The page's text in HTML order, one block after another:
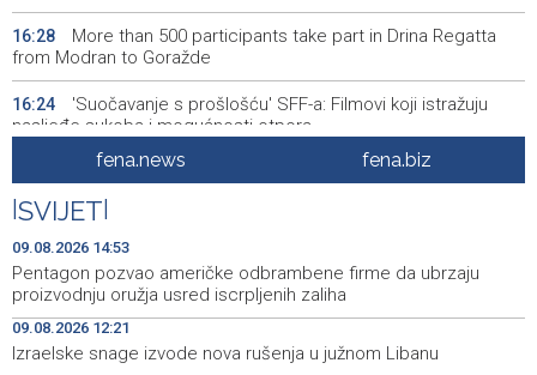
16:28
More than 500 participants take part in Drina Regatta
from Modran to Goražde
16:24
'Suočavanje s prošlošću' SFF-a: Filmovi koji istražuju
nasljeđe sukoba i mogućnosti otpora
Sarajevo Film Festival brings special Youth Program to
Tuzla
15:58
Posuški turnir 'Kamen, krš i maslina' potvrdio svoj ugled,
Kukoč ponovno na Topali
15:40 Priopćenje za javnost HDZ 1990
14:53
Pentagon pozvao američke odbrambene firme da
fena.news fena.biz
SVIJET
09.08.2026 14:53
Pentagon pozvao američke odbrambene firme da ubrzaju
proizvodnju oružja usred iscrpljenih zaliha
09.08.2026 12:21
Izraelske snage izvode nova rušenja u južnom Libanu